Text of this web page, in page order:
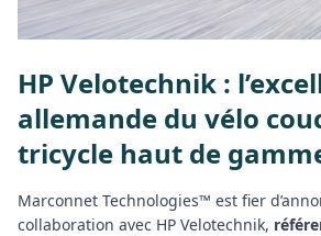
HP Velotechnik :
allemande du vélo
tricycle haut de
Marconnet Technologies™ est fier
collaboration avec HP Velotechnik,